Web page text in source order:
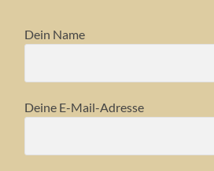
Dein Name
Deine E-Mail-Adresse